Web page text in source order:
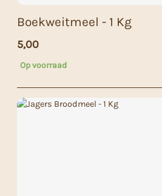
Boekweitmeel - 1 Kg
5,00
Op voorraad